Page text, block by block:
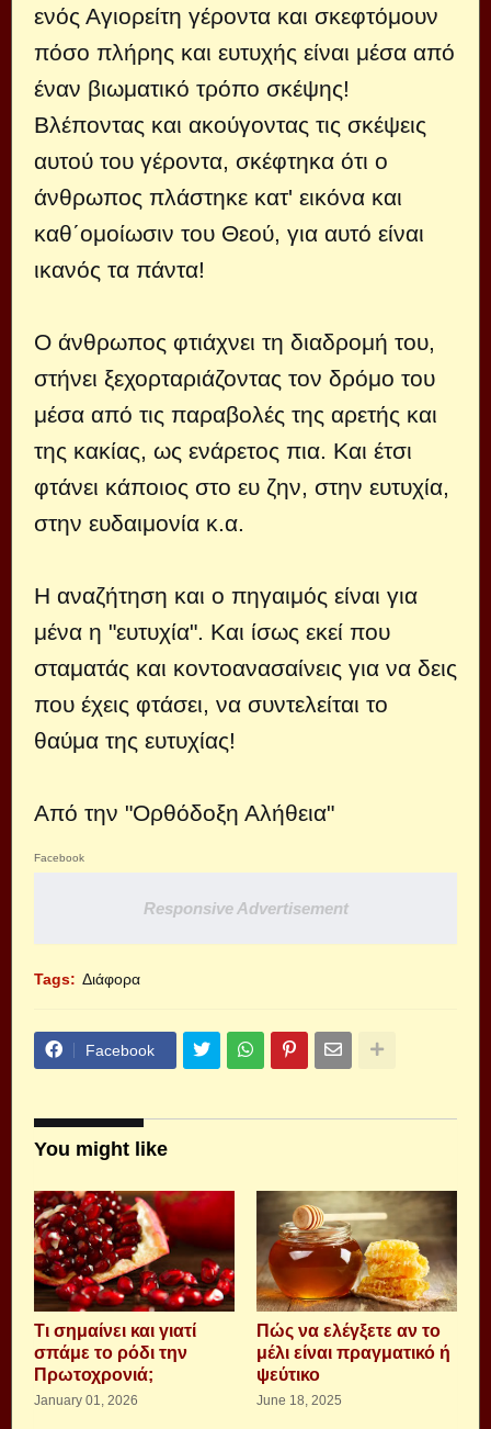
ενός Αγιορείτη γέροντα και σκεφτόμουν
πόσο πλήρης και ευτυχής είναι μέσα από
έναν βιωματικό τρόπο σκέψης!
Βλέποντας και ακούγοντας τις σκέψεις
αυτού του γέροντα, σκέφτηκα ότι ο
άνθρωπος πλάστηκε κατ' εικόνα και
καθ΄ομοίωσιν του Θεού, για αυτό είναι
ικανός τα πάντα!
Ο άνθρωπος φτιάχνει τη διαδρομή του,
στήνει ξεχορταριάζοντας τον δρόμο του
μέσα από τις παραβολές της αρετής και
της κακίας, ως ενάρετος πια. Και έτσι
φτάνει κάποιος στο ευ ζην, στην ευτυχία,
στην ευδαιμονία κ.α.
Η αναζήτηση και ο πηγαιμός είναι για
μένα η "ευτυχία". Και ίσως εκεί που
σταματάς και κοντοανασαίνεις για να δεις
που έχεις φτάσει, να συντελείται το
θαύμα της ευτυχίας!
Από την "Ορθόδοξη Αλήθεια"
Facebook
Responsive Advertisement
Tags: Διάφορα
Facebook
You might like
Τι σημαίνει και γιατί
σπάμε το ρόδι την
Πρωτοχρονιά;
January 01, 2026
Πώς να ελέγξετε αν το
μέλι είναι πραγματικό ή
ψεύτικο
June 18, 2025